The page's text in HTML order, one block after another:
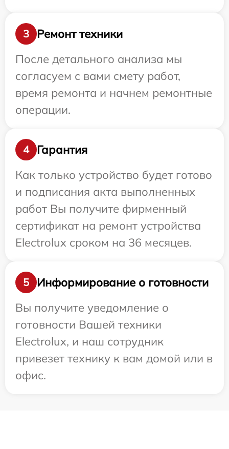
3
Ремонт техники
После детального анализа мы
согласуем с вами смету работ,
время ремонта и начнем ремонтные
операции.
4
Гарантия
Как только устройство будет готово
и подписания акта выполненных
работ Вы получите фирменный
сертификат на ремонт устройства
Electrolux сроком на 36 месяцев.
5
Информирование о готовности
Вы получите уведомление о
готовности Вашей техники
Electrolux, и наш сотрудник
привезет технику к вам домой или в
офис.